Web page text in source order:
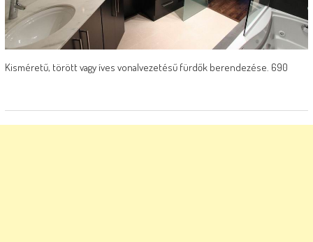
Kisméretű, törött vagy íves vonalvezetésű fürdők berendezése. 690